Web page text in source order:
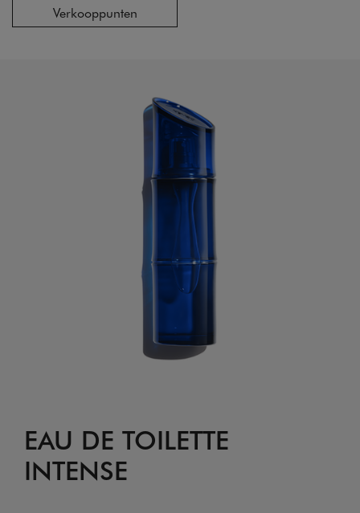
Verkooppunten
EAU DE TOILETTE
INTENSE